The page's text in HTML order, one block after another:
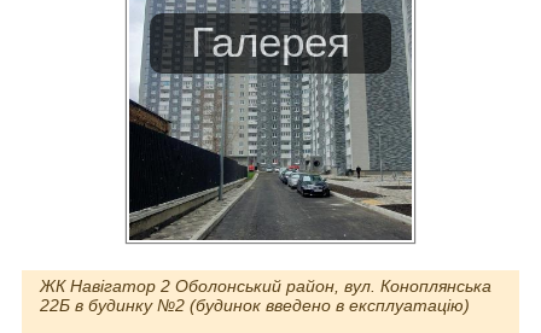
ЖК Навігатор 2 Оболонський район, вул. Коноплянська
22Б в будинку №2 (будинок введено в експлуатацію)